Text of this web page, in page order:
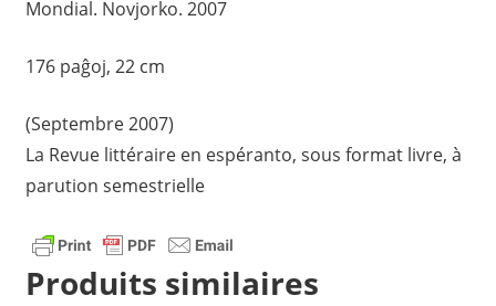
Mondial. Novjorko. 2007
176 paĝoj, 22 cm
(Septembre 2007)
La Revue littéraire en espéranto, sous format livre, à
parution semestrielle
Produits similaires